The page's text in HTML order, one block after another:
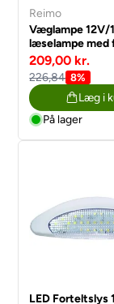
Reimo
Væglampe 12V/
læselampe med
USB +
afbryder
209,00 kr.
226,84 8%
Læg i
På lager
LED Forteltslys